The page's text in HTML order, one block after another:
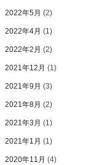
2022年5月 (2)
2022年4月 (1)
2022年2月 (2)
2021年12月 (1)
2021年9月 (3)
2021年8月 (2)
2021年3月 (1)
2021年1月 (1)
2020年11月 (4)